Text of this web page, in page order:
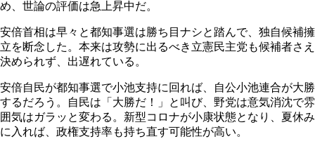
め、世論の評価は急上昇中だ。
安倍首相は早々と都知事選は勝ち目ナシと踏んで、独自候補擁
立を断念した。本来は攻勢に出るべき立憲民主党も候補者さえ
決められず、出遅れている。
安倍自民が都知事選で小池支持に回れば、自公小池連合が大勝
するだろう。自民は「大勝だ！」と叫び、野党は意気消沈で雰
囲気はガラッと変わる。新型コロナが小康状態となり、夏休み
に入れば、政権支持率も持ち直す可能性が高い。